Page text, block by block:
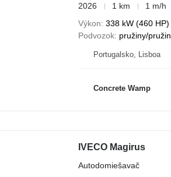
2026
1 km 1 m/h
Výkon 338 kW (460 HP)
Podvozok pružiny/
Portugalsko, Lisboa
Concrete Wamp
IVECO Magirus
Autodomiešavač